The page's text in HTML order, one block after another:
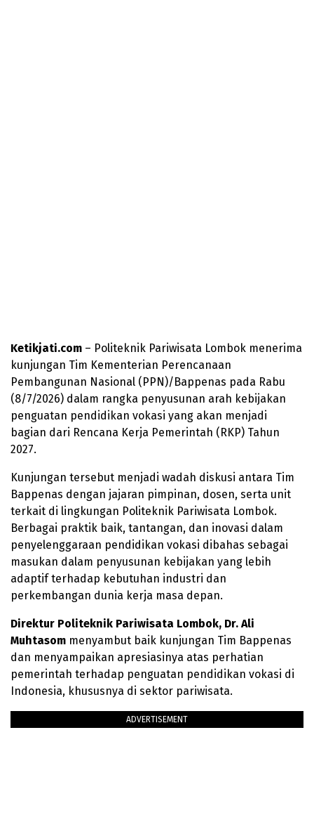
Ketikjati.com – Politeknik Pariwisata Lombok menerima
kunjungan Tim Kementerian Perencanaan
Pembangunan Nasional (PPN)/Bappenas pada Rabu
(8/7/2026) dalam rangka penyusunan arah kebijakan
penguatan pendidikan vokasi yang akan menjadi
bagian dari Rencana Kerja Pemerintah (RKP) Tahun
2027.
Kunjungan tersebut menjadi wadah diskusi antara Tim
Bappenas dengan jajaran pimpinan, dosen, serta unit
terkait di lingkungan Politeknik Pariwisata Lombok.
Berbagai praktik baik, tantangan, dan inovasi dalam
penyelenggaraan pendidikan vokasi dibahas sebagai
masukan dalam penyusunan kebijakan yang lebih
adaptif terhadap kebutuhan industri dan
perkembangan dunia kerja masa depan.
Direktur Politeknik Pariwisata Lombok, Dr. Ali
Muhtasom menyambut baik kunjungan Tim Bappenas
dan menyampaikan apresiasinya atas perhatian
pemerintah terhadap penguatan pendidikan vokasi di
Indonesia, khususnya di sektor pariwisata.
ADVERTISEMENT